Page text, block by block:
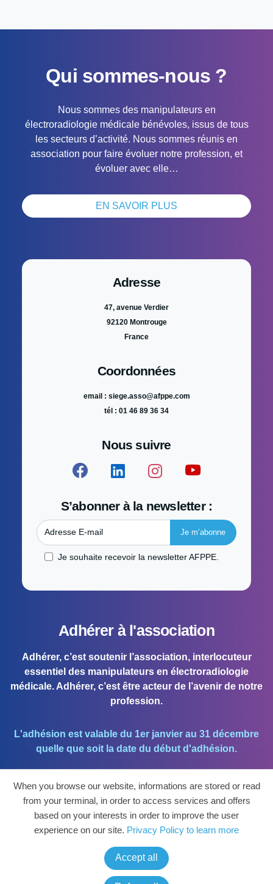
Adhérer à l'association
Adhérer, c’est soutenir l’association, interlocuteur
essentiel des manipulateurs en électroradiologie
médicale. Adhérer, c’est être acteur de l’avenir de notre
profession.
L'adhésion est valable du 1er janvier au 31 décembre
quelle que soit la date du début d'adhésion.
J'ADHÈRE !
Mon espace personnel et mettre à jour mes
ESPACE PERSO
Qui sommes-nous ?
Nous sommes des manipulateurs en
électroradiologie médicale bénévoles, issus de tous
les secteurs d’activité. Nous sommes réunis en
association pour faire évoluer notre profession, et
évoluer avec elle…
EN SAVOIR PLUS
Adresse
47, avenue Verdier
92120 Montrouge
France
Coordonnées
email : siege.asso@afppe.com
tél : 01 46 89 36 34
Nous suivre
S’abonner à la newsletter :
Adresse E-mail
Je souhaite recevoir la newsletter AFPPE.
When you browse our website, informations are stored or read
from your terminal, in order to access services and offers
based on your interests in order to improve the user
experience on our site. Privacy Policy to learn more
Accept all